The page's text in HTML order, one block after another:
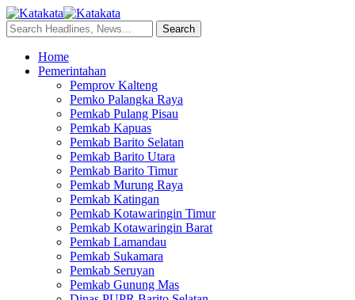
Home
Pemerintahan
Pemprov Kalteng
Pemko Palangka Raya
Pemkab Pulang Pisau
Pemkab Kapuas
Pemkab Barito Selatan
Pemkab Barito Utara
Pemkab Barito Timur
Pemkab Murung Raya
Pemkab Katingan
Pemkab Kotawaringin Timur
Pemkab Kotawaringin Barat
Pemkab Lamandau
Pemkab Sukamara
Pemkab Seruyan
Pemkab Gunung Mas